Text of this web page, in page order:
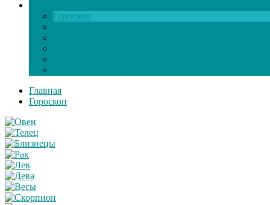
Гороскоп
Главная
Гороскоп